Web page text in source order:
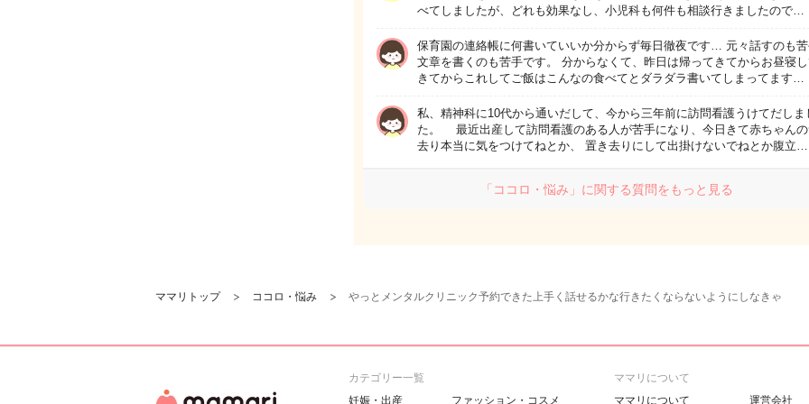
べてしましたが、どれも効果なし、小児科も何件も相談行きましたので…
保育園の連絡帳に何書いていいか分からず毎日徹夜です… 元々話すのも
文章を書くのも苦手です。 分からなくて、昨日は帰ってきてからお昼寝
きてからこれしてご飯はこんなの食べてとダラダラ書いてしまってます…
私、精神科に10代から通いだして、今から三年前に訪問看護うけてだしま
た。 最近出産して訪問看護のある人が苦手になり、今日きて赤ちゃんの
去り本当に気をつけてねとか、 置き去りにして出掛けないでねとか腹立…
「ココロ・悩み」に関する質問をもっと見る
ママリトップ ココロ・悩み やっとメンタルクリニック予約できた上手く話せるかな行きたくならないようにしなきゃ
カテゴリー一覧
妊娠・出産
ファッション・コスメ
ママリについて
ママリについて
運営会社